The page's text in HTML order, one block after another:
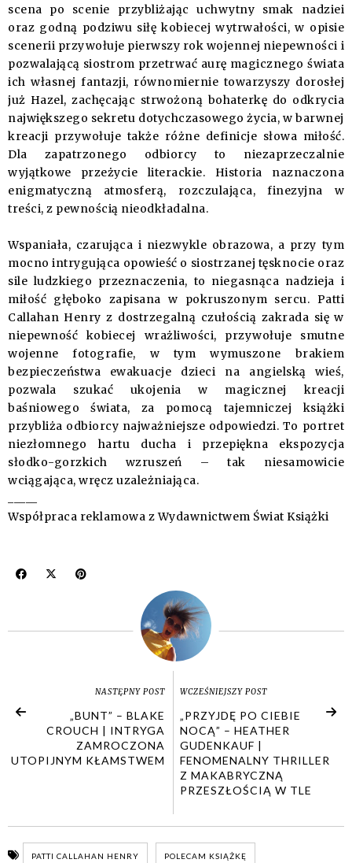
scena po scenie przybliżając uchwytny smak nadziei
oraz godną podziwu siłę kobiecej wytrwałości, w opisie
scenerii przywołuje pierwszy rok wojennej niepewności i
pozwalającą siostrom przetrwać aurę magicznego świata
ich własnej fantazji, równomiernie towarzyszy dorosłej
już Hazel, zachęcając strwożoną bohaterkę do odkrycia
największego sekretu dotychczasowego życia, w barwnej
kreacji przywołuje także różne definicje słowa miłość.
Dla zapatrzonego odbiorcy to niezaprzeczalnie
wyjątkowe przeżycie literackie. Historia naznaczona
enigmatyczną atmosferą, rozczulająca, finezyjna w
treści, z pewnością nieodkładalna.
Wspaniała, czarująca i niezwykle obrazowa, a przy tym
mocno intrygująca opowieść o siostrzanej tęsknocie oraz
sile ludzkiego przeznaczenia, to niegasnąca nadzieja i
miłość głęboko zapisana w pokruszonym sercu. Patti
Callahan Henry z dostrzegalną czułością zakrada się w
niepewność kobiecej wrażliwości, przywołuje smutne
wojenne fotografie, w tym wymuszone brakiem
bezpieczeństwa ewakuacje dzieci na angielską wieś,
pozwala szukać ukojenia w magicznej kreacji
baśniowego świata, za pomocą tajemniczej książki
przybliża odbiorcy najważniejsze odpowiedzi. To portret
niezłomnego hartu ducha i przepiękna ekspozycja
słodko-gorzkich wzruszeń – tak niesamowicie
wciągająca, wręcz uzależniająca.
Współpraca reklamowa z Wydawnictwem Świat Książki
NASTĘPNY POST
„BUNT” – BLAKE
CROUCH | INTRYGA
ZAMROCZONA
UTOPIJNYM KŁAMSTWEM
WCZEŚNIEJSZY POST
„PRZYJDĘ PO CIEBIE
NOCĄ” – HEATHER
GUDENKAUF |
FENOMENALNY THRILLER
Z MAKABRYCZNĄ
PRZESZŁOŚCIĄ W TLE
PATTI CALLAHAN HENRY POLECAM KSIĄŻKĘ